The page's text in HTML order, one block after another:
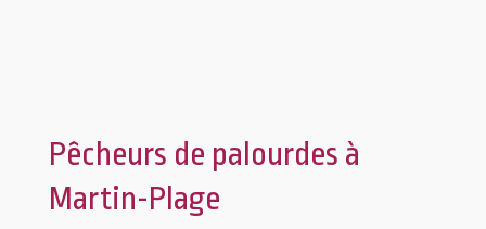
Pêcheurs de palourdes à
Martin-Plage